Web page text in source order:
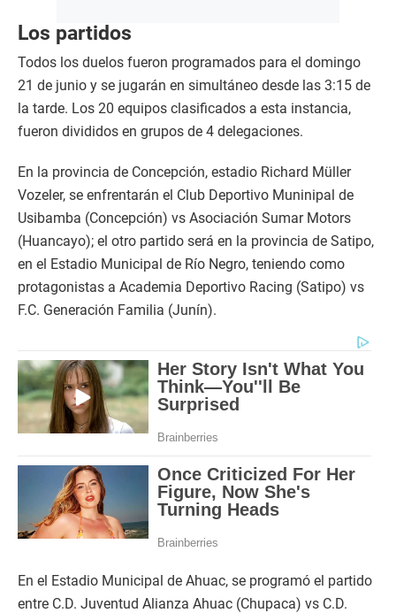
Los partidos
Todos los duelos fueron programados para el domingo
21 de junio y se jugarán en simultáneo desde las 3:15 de
la tarde. Los 20 equipos clasificados a esta instancia,
fueron divididos en grupos de 4 delegaciones.
En la provincia de Concepción, estadio Richard Müller
Vozeler, se enfrentarán el Club Deportivo Muninipal de
Usibamba (Concepción) vs Asociación Sumar Motors
(Huancayo); el otro partido será en la provincia de Satipo,
en el Estadio Municipal de Río Negro, teniendo como
protagonistas a Academia Deportivo Racing (Satipo) vs
F.C. Generación Familia (Junín).
En el Estadio Municipal de Ahuac, se programó el partido
entre C.D. Juventud Alianza Ahuac (Chupaca) vs C.D.